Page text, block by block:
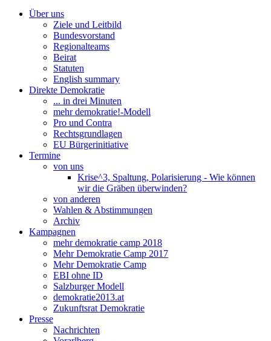
Über uns
Ziele und Leitbild
Bundesvorstand
Regionalteams
Beirat
Statuten
English summary
Direkte Demokratie
... in drei Minuten
mehr demokratie!-Modell
Pro und Contra
Rechtsgrundlagen
EU Bürgerinitiative
Termine
von uns
Krise^3, Spaltung, Polarisierung - Wie können
wir die Gräben überwinden?
von anderen
Wahlen & Abstimmungen
Archiv
Kampagnen
mehr demokratie camp 2018
Mehr Demokratie Camp 2017
Mehr Demokratie Camp
EBI ohne ID
Salzburger Modell
demokratie2013.at
Zukunftsrat Demokratie
Presse
Nachrichten